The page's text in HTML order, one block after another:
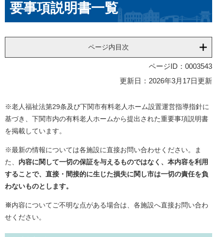
要事項説明書一覧
ページ内目次
ページID：0003543
更新日：2026年3月17日更新
※老人福祉法第29条及び下関市有料老人ホーム設置運営指導指針に
基づき、下関市内の有料老人ホームから提出された重要事項説明書
を掲載しています。
※最新の情報については各施設に直接お問い合わせください。ま
た、 内容に関して一切の保証を与えるものではなく、本内容を利用
することで、直接・間接的に生じた損失に関し市は一切の責任を負
わないものとします。
※内容についてご不明な点がある場合は、各施設へ直接お問い合わ
せください。